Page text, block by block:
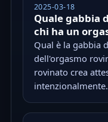
2025-03-18
Quale gabbia
chi ha un
Qual è la gabbia
dell'orgasmo
rovinato crea